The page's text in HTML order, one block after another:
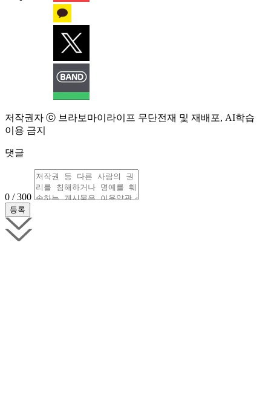
저작권자 ⓒ 브라보마이라이프 무단전재 및 재배포, AI학습
이용 금지
댓글
0 / 300